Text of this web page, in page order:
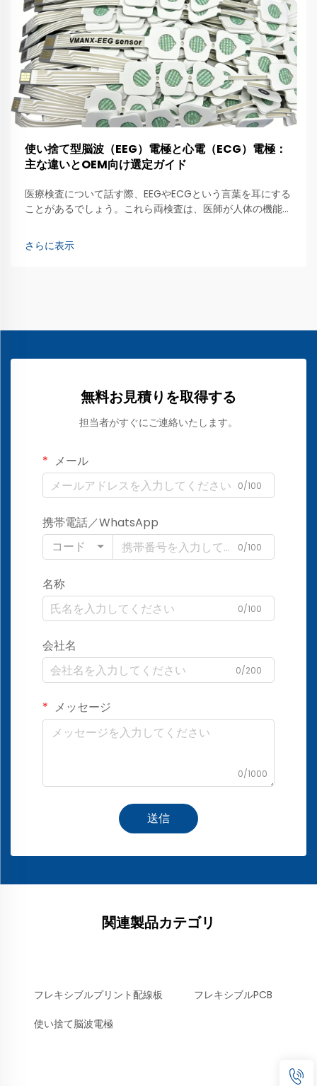
使い捨て型脳波（EEG）電極と心電（ECG）電極：
主な違いとOEM向け選定ガイド
医療検査について話す際、EEGやECGという言葉を耳にする
ことがあるでしょう。これら両検査は、医師が人体の機能状
の活動を観察するもので、専用の電極…
さらに表示
無料お見積りを取得する
担当者がすぐにご連絡いたします。
メール
0/100
携帯電話／WhatsApp
コード
0/100
名称
0/100
会社名
0/200
メッセージ
0/1000
送信
関連製品カテゴリ
フレキシブルプリント配線板 フレキシブルPCB
使い捨て脳波電極